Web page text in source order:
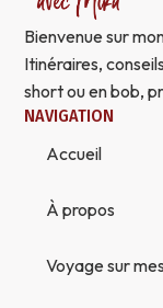
Bienvenue sur
Itinéraires,
short ou en bob,
NAVIGATION
Accueil
À propos
Voyage sur